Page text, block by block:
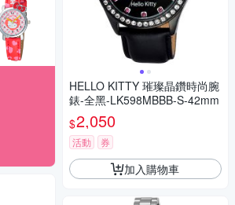
HELLO KITTY 璀璨晶鑽時尚腕
錶-全黑-LK598MBBB-S-42mm
$2,050
活動 券
加入購物車